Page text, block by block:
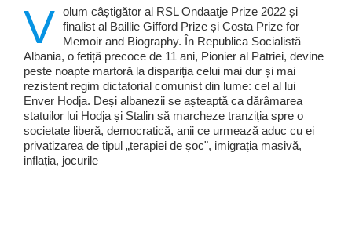
V olum câștigător al RSL Ondaatje Prize 2022 și
finalist al Baillie Gifford Prize și Costa Prize for
Memoir and Biography. În Republica Socialistă
Albania, o fetiță precoce de 11 ani, Pionier al Patriei, devine
peste noapte martoră la dispariția celui mai dur și mai
rezistent regim dictatorial comunist din lume: cel al lui
Enver Hodja. Deși albanezii se așteaptă ca dărâmarea
statuilor lui Hodja și Stalin să marcheze tranziția spre o
societate liberă, democratică, anii ce urmează aduc cu ei
privatizarea de tipul „terapiei de șoc", imigrația masivă,
inflația, jocurile